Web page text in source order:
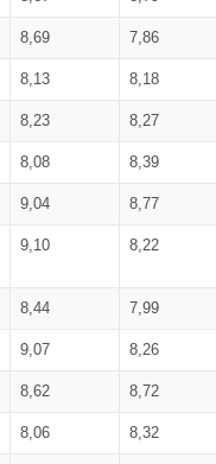
8,69 7,86
8,13 8,18
8,23 8,27
8,08 8,39
9,04 8,77
9,10 8,22
8,44 7,99
9,07 8,26
8,62 8,72
8,06 8,32